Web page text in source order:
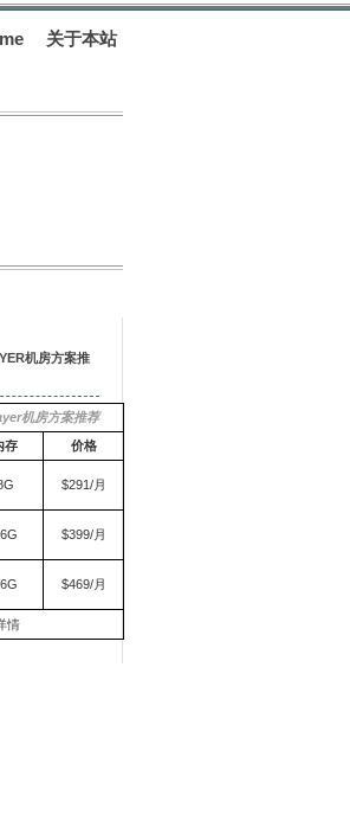
关于本站
机房方案推
机房方案推荐
存
价格
$291/月
$399/月
$469/月
情